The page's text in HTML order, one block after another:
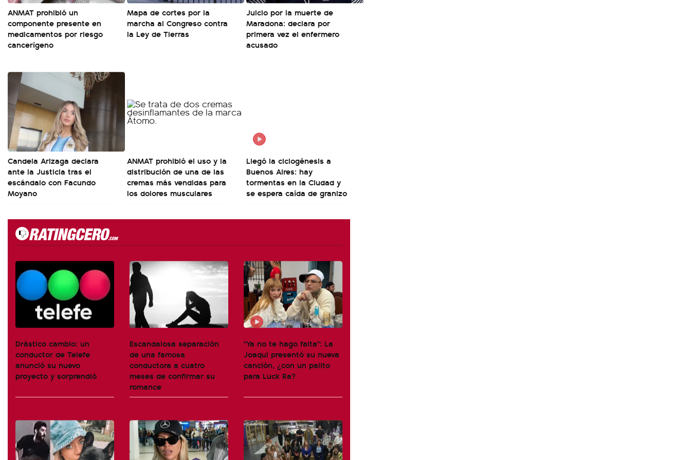
ANMAT prohibió un
componente presente en
medicamentos por riesgo
cancerígeno
Mapa de cortes por la
marcha al Congreso contra
la Ley de Tierras
Juicio por la muerte de
Maradona: declara por
primera vez el enfermero
acusado
Candela Arizaga declara
ante la Justicia tras el
escándalo con Facundo
Moyano
ANMAT prohibió el uso y la
distribución de una de las
cremas más vendidas para
los dolores musculares
Llegó la ciclogénesis a
Buenos Aires: hay
tormentas en la Ciudad y
se espera caída de granizo
Drástico cambio: un
conductor de Telefe
anunció su nuevo
proyecto y sorprendió
Escandalosa separación
de una famosa
conductora a cuatro
meses de confirmar su
romance
"Ya no te hago falta": La
Joaqui presentó su nueva
canción, ¿con un palito
para Luck Ra?